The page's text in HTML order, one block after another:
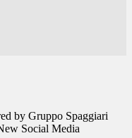
by Gruppo Spaggiari
Social Media